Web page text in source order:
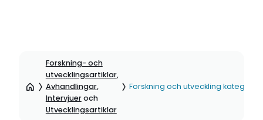
sidinnehåll
Forskning- och
utvecklingsartiklar,
Avhandlingar,
Intervjueroch
Utvecklingsartiklar
Forskning och utveckling kategori: